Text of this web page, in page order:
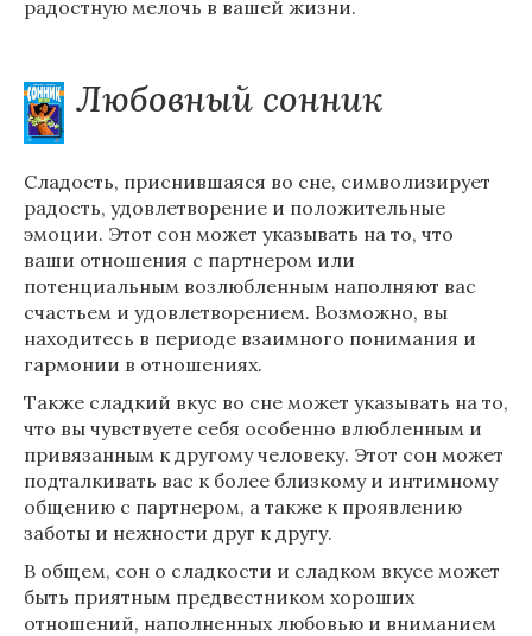
радостную мелочь в вашей жизни.
Любовный сонник
Сладость, приснившаяся во сне, символизирует
радость, удовлетворение и положительные
эмоции. Этот сон может указывать на то, что
ваши отношения с партнером или
потенциальным возлюбленным наполняют вас
счастьем и удовлетворением. Возможно, вы
находитесь в периоде взаимного понимания и
гармонии в отношениях.
Также сладкий вкус во сне может указывать на то,
что вы чувствуете себя особенно влюбленным и
привязанным к другому человеку. Этот сон может
подталкивать вас к более близкому и интимному
общению с партнером, а также к проявлению
заботы и нежности друг к другу.
В общем, сон о сладкости и сладком вкусе может
быть приятным предвестником хороших
отношений, наполненных любовью и вниманием